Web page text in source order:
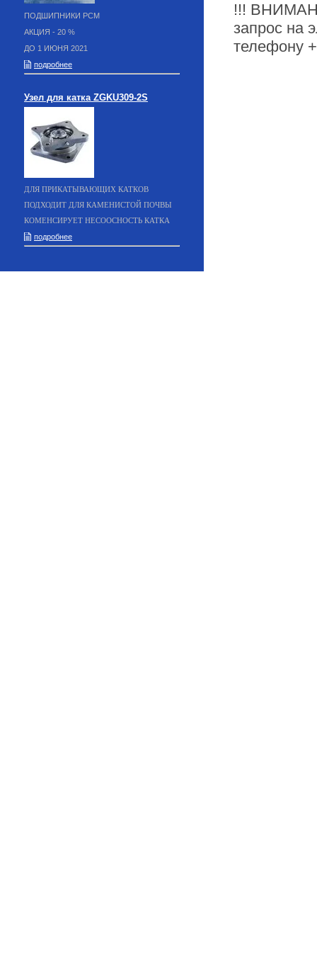
!!!
запрос на
телефону
ПОДШИПНИКИ РСМ
АКЦИЯ - 20 %
ДО 1 ИЮНЯ 2021
подробнее
Узел для катка ZGKU309-2S
ДЛЯ ПРИКАТЫВАЮЩИХ КАТКОВ
ПОДХОДИТ ДЛЯ КАМЕНИСТОЙ ПОЧВЫ
КОМЕНСИРУЕТ НЕСООСНОСТЬ КАТКА
подробнее